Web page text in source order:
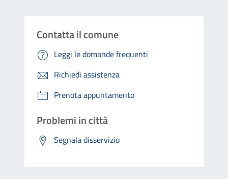
Contatta il comune
Leggi le domande frequenti
Richiedi assistenza
Prenota appuntamento
Problemi in città
Segnala disservizio